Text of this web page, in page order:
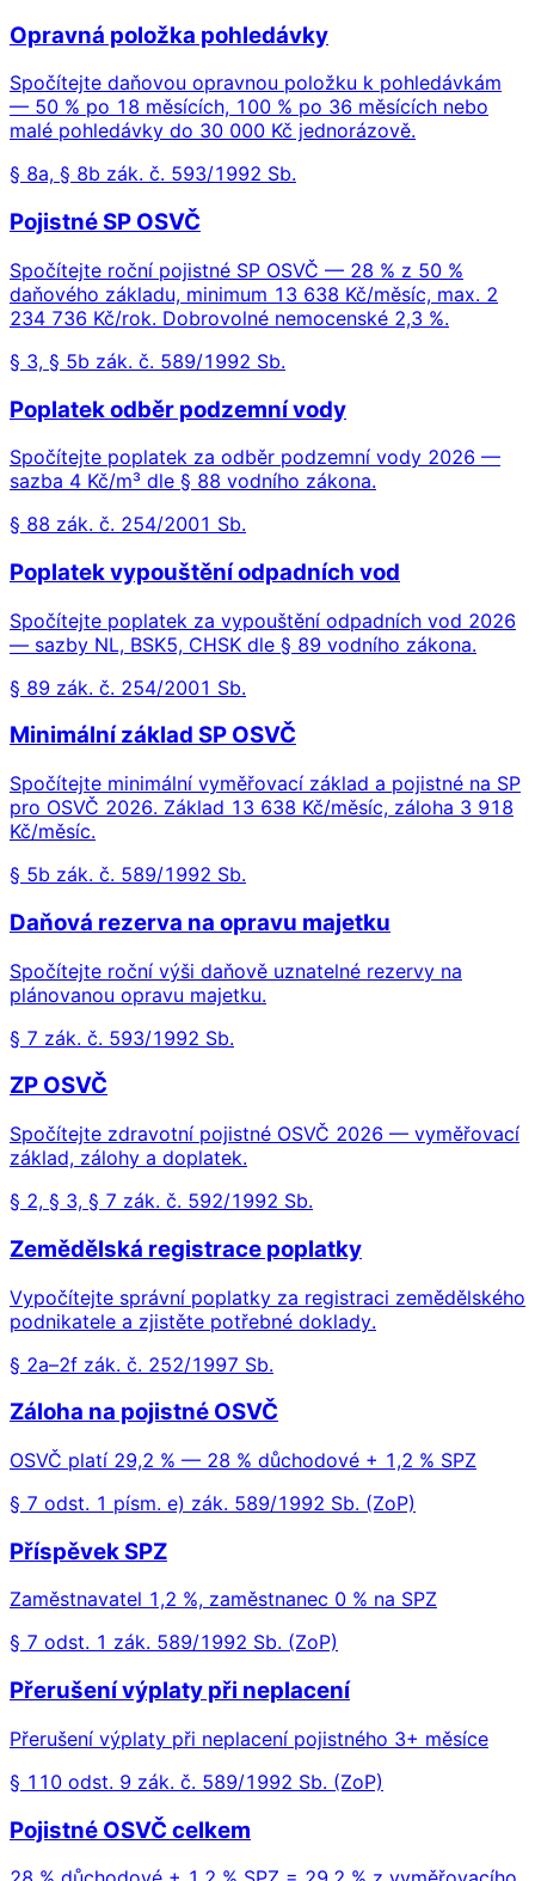
Opravná položka pohledávky
Spočítejte daňovou opravnou položku k pohledávkám
— 50 % po 18 měsících, 100 % po 36 měsících nebo
malé pohledávky do 30 000 Kč jednorázově.
§ 8a, § 8b zák. č. 593/1992 Sb.
Pojistné SP OSVČ
Spočítejte roční pojistné SP OSVČ — 28 % z 50 %
daňového základu, minimum 13 638 Kč/měsíc, max. 2
234 736 Kč/rok. Dobrovolné nemocenské 2,3 %.
§ 3, § 5b zák. č. 589/1992 Sb.
Poplatek odběr podzemní vody
Spočítejte poplatek za odběr podzemní vody 2026 —
sazba 4 Kč/m³ dle § 88 vodního zákona.
§ 88 zák. č. 254/2001 Sb.
Poplatek vypouštění odpadních vod
Spočítejte poplatek za vypouštění odpadních vod 2026
— sazby NL, BSK5, CHSK dle § 89 vodního zákona.
§ 89 zák. č. 254/2001 Sb.
Minimální základ SP OSVČ
Spočítejte minimální vyměřovací základ a pojistné na SP
pro OSVČ 2026. Základ 13 638 Kč/měsíc, záloha 3 918
Kč/měsíc.
§ 5b zák. č. 589/1992 Sb.
Daňová rezerva na opravu majetku
Spočítejte roční výši daňově uznatelné rezervy na
plánovanou opravu majetku.
§ 7 zák. č. 593/1992 Sb.
ZP OSVČ
Spočítejte zdravotní pojistné OSVČ 2026 — vyměřovací
základ, zálohy a doplatek.
§ 2, § 3, § 7 zák. č. 592/1992 Sb.
Zemědělská registrace poplatky
Vypočítejte správní poplatky za registraci zemědělského
podnikatele a zjistěte potřebné doklady.
§ 2a–2f zák. č. 252/1997 Sb.
Záloha na pojistné OSVČ
OSVČ platí 29,2 % — 28 % důchodové + 1,2 % SPZ
§ 7 odst. 1 písm. e) zák. 589/1992 Sb. (ZoP)
Příspěvek SPZ
Zaměstnavatel 1,2 %, zaměstnanec 0 % na SPZ
§ 7 odst. 1 zák. 589/1992 Sb. (ZoP)
Přerušení výplaty při neplacení
Přerušení výplaty při neplacení pojistného 3+ měsíce
§ 110 odst. 9 zák. č. 589/1992 Sb. (ZoP)
Pojistné OSVČ celkem